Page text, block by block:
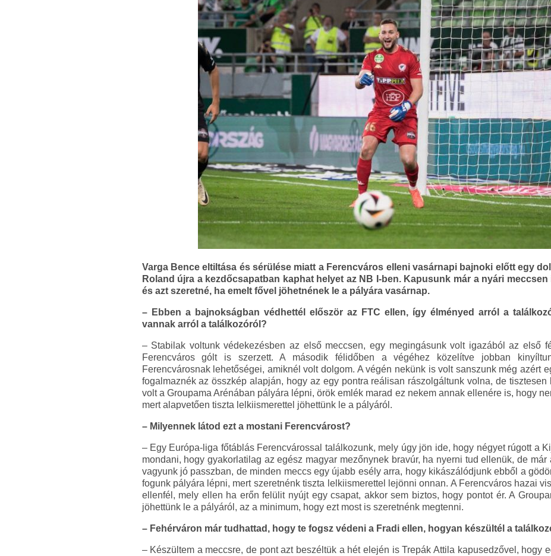
Varga Bence eltiltása és sérülése miatt a Ferencváros elleni vasárnapi bajnoki előtt egy
Roland újra a kezdőcsapatban kaphat helyet az NB I-ben. Kapusunk már a nyári
és azt szeretné, ha emelt fővel jöhetnének le a pályára vasárnap.
– Ebben a bajnokságban védhettél először az FTC ellen, így élményed arról a
vannak arról a találkozóról?
– Stabilak voltunk védekezésben az első meccsen, egy megingásunk volt igazából az első
Ferencváros gólt is szerzett. A második félidőben a végéhez közelítve jobban
Ferencvárosnak lehetőségei, amiknél volt dolgom. A végén nekünk is volt sanszunk még azért
fogalmaznék az összkép alapján, hogy az egy pontra reálisan rászolgáltunk volna, de tisztesen
volt a Groupama Arénában pályára lépni, örök emlék marad ez nekem annak ellenére is, hogy
mert alapvetően tiszta lelkiismerettel jöhettünk le a pályáról.
– Milyennek látod ezt a mostani Ferencvárost?
– Egy Európa-liga főtáblás Ferencvárossal találkozunk, mely úgy jön ide, hogy négyet rúgott a
mondani, hogy gyakorlatilag az egész magyar mezőnynek bravúr, ha nyerni tud ellenük, de
vagyunk jó passzban, de minden meccs egy újabb esély arra, hogy kikászálódjunk ebből a
fogunk pályára lépni, mert szeretnénk tiszta lelkiismerettel lejönni onnan. A Ferencváros hazai
ellenfél, mely ellen ha erőn felülit nyújt egy csapat, akkor sem biztos, hogy pontot ér. A
jöhettünk le a pályáról, az a minimum, hogy ezt most is szeretnénk megtenni.
– Fehérváron már tudhattad, hogy te fogsz védeni a Fradi ellen, hogyan készültél a
– Készültem a meccsre, de pont azt beszéltük a hét elején is Trepák Attila kapusedzővel, hogy